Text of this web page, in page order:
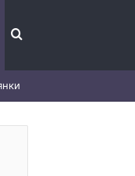
Шукати